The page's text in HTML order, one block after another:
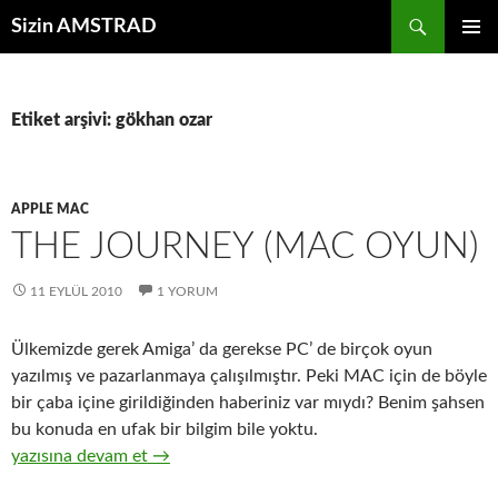
Sizin AMSTRAD
Etiket arşivi: gökhan ozar
APPLE MAC
THE JOURNEY (MAC OYUN)
11 EYLÜL 2010 1 YORUM
Ülkemizde gerek Amiga’ da gerekse PC’ de birçok oyun
yazılmış ve pazarlanmaya çalışılmıştır. Peki MAC için de böyle
bir çaba içine girildiğinden haberiniz var mıydı? Benim şahsen
bu konuda en ufak bir bilgim bile yoktu.
The Journey (Mac Oyun)
yazısına devam et →